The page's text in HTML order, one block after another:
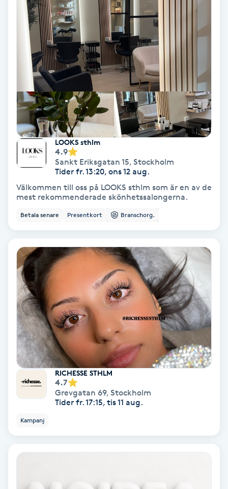
Klippning ungdom
Koppningsmassage
Kosmetisk tatuering
Kostrådgivning
Kroppsinpackning
Kroppspeeling
Käkledsbehandling
Laserbehandling
Lashlift Keratin
LED-ljusterapi
Liktornar
LPG-behandling
LPG-massage
LOOKS sthlm
4.9
Sankt Eriksgatan 15, Stockholm
Tider fr. 13:20, ons 12 aug.
Välkommen till oss på LOOKS sthlm som är en av de
mest rekommenderade skönhetssalongerna.
Betala senare Presentkort Branschorg.
RICHESSE STHLM
4.7
Grevgatan 69, Stockholm
Tider fr. 17:15, tis 11 aug.
Kampanj